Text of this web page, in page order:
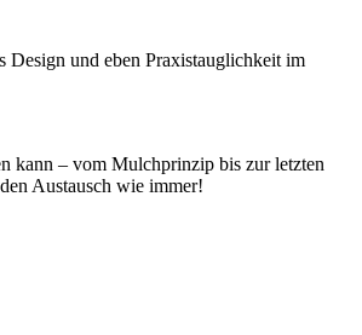
und eben Praxistauglichkeit im
kann – vom Mulchprinzip bis zur letzten
Austausch wie immer!